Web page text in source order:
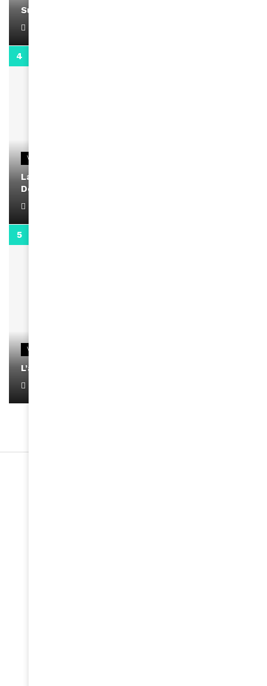
Support Black Business Wee-kend
VIDEOS
La rubrique santé speciale coronavirus du
Docteur Makanda
VIDEOS
L’artiste Yoan s’exprime